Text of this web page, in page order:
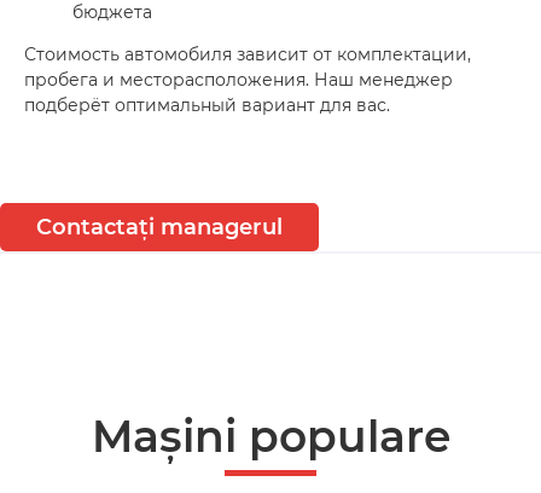
бюджета
Стоимость автомобиля зависит от комплектации,
пробега и месторасположения. Наш менеджер
подберёт оптимальный вариант для вас.
Contactați managerul
Mașini populare